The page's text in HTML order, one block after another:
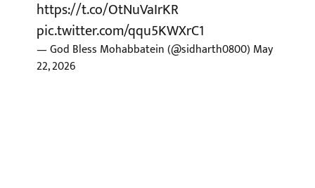
https://t.co/OtNuVaIrKR
pic.twitter.com/qqu5KWXrC1
— God Bless Mohabbatein (@sidharth0800) May
22, 2026